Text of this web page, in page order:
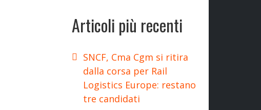
Articoli più recenti
SNCF, Cma Cgm si ritira
dalla corsa per Rail
Logistics Europe: restano
tre candidati